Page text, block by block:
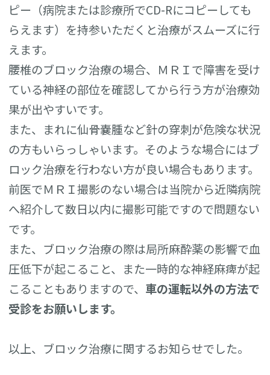
ピー（病院または診療所でCD-Rにコピーしても
らえます）を持参いただくと治療がスムーズに行
えます。
腰椎のブロック治療の場合、ＭＲＩで障害を受け
ている神経の部位を確認してから行う方が治療効
果が出やすいです。
また、まれに仙骨嚢腫など針の穿刺が危険な状況
の方もいらっしゃいます。そのような場合にはブ
ロック治療を行わない方が良い場合もあります。
前医でＭＲＩ撮影のない場合は当院から近隣病院
へ紹介して数日以内に撮影可能ですので問題ない
です。
また、ブロック治療の際は局所麻酔薬の影響で血
圧低下が起こること、また一時的な神経麻痺が起
こることもありますので、 車の運転以外の方法で
受診をお願いします。
以上、ブロック治療に関するお知らせでした。